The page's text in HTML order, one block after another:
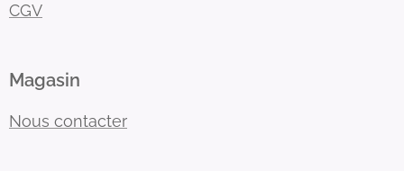
CGV
Magasin
Nous contacter